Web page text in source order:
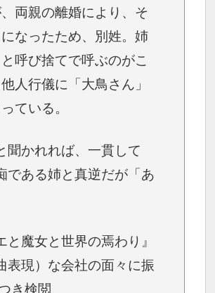
両親の離婚により、そ
なったため、別姓。姉
呼び捨てで呼ぶのがこ
人行儀に「大鳥さん」
ている。
聞かれれば、一貫して
である姉と真逆だが「あ
魔女と世界の焉わり』
現）な会社の面々に振
き検閲